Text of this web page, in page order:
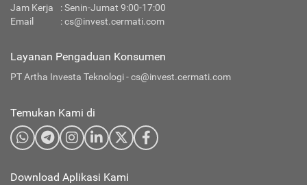
Jam Kerja
: Senin-Jumat 9:00-17:00
Email
:cs@invest.cermati.com
Layanan Pengaduan Konsumen
PT Artha Investa Teknologi -cs@invest.cermati.com
Temukan Kami di
Download Aplikasi Kami